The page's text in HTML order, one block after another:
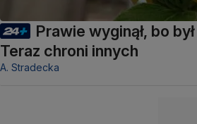
Prawie wyginął, bo
Teraz chroni innych
A. Stradecka